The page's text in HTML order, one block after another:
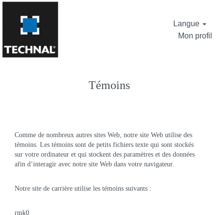
Langue
Mon profil
Témoins
Comme de nombreux autres sites Web, notre site Web utilise des
témoins. Les témoins sont de petits fichiers texte qui sont stockés
sur votre ordinateur et qui stockent des paramètres et des données
afin d’interagir avec notre site Web dans votre navigateur.
Notre site de carrière utilise les témoins suivants :
rmk0